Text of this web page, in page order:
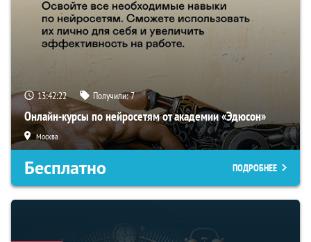
13:42:21 Получили:7
Онлайн-курсы по нейросетям от академии «Эдюсон»
Москва
Бесплатно ПОДРОБНЕЕ